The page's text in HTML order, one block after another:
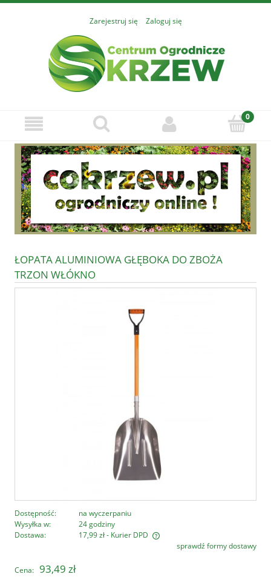
Zarejestruj się Zaloguj się
ŁOPATA ALUMINIOWA GŁĘBOKA DO ZBOŻA
TRZON WŁÓKNO
Dostępność:
na wyczerpaniu
Wysyłka w:
24 godziny
Dostawa:
17,99 zł- Kurier DPD
Cena nie zawiera ewentualnych kosztów płatnościsprawdź formy dostawy
Cena: 93,49 zł